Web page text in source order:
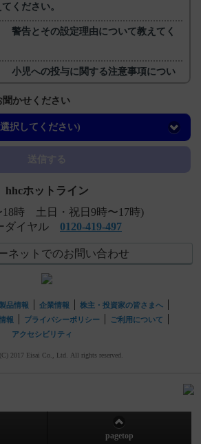
ください。
警告とその設定理由について教えてく
小児への投与に関する注意事項につい
妊婦への投与に関する注意事項につい
。
かせください
択してください)
hhcホットライン
18時 土日・祝日9時〜17時)
ダイヤル 0120-419-497
ネットでのお問い合わせ
品情報 企業情報
株主・投資家の皆さまへ
報 プライバシーポリシー
ご利用について
アクセシビリティ
2017 Eisai Co., Ltd. All rights reserved.
pagetop